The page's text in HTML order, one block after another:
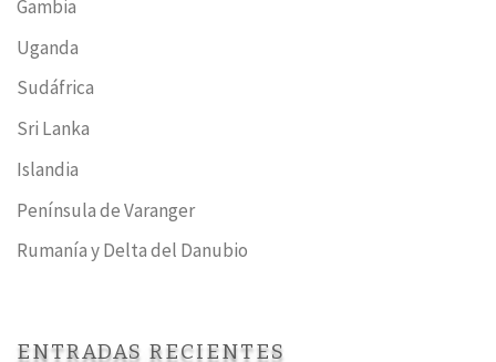
Gambia
Uganda
Sudáfrica
Sri Lanka
Islandia
Península de Varanger
Rumanía y Delta del Danubio
ENTRADAS RECIENTES